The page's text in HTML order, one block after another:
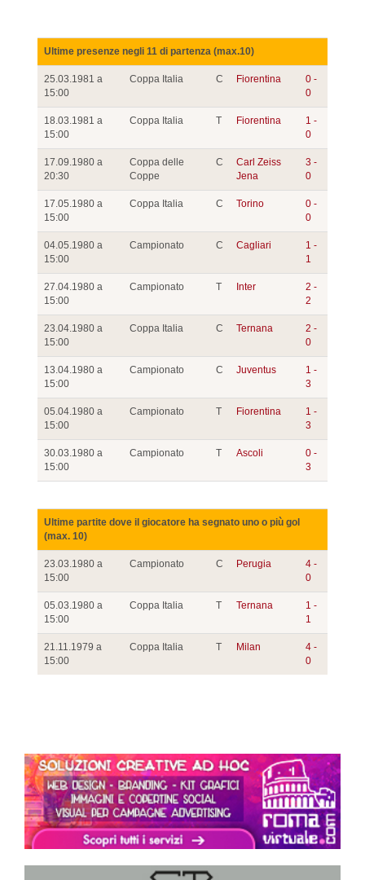
Ultime presenze negli 11 di partenza (max.10)
25.03.1981 a
15:00
Coppa Italia C Fiorentina
0 -
0
18.03.1981 a
15:00
Coppa Italia T Fiorentina
1 -
0
17.09.1980 a
20:30
Coppa delle
Coppe
C
Carl Zeiss
Jena
3 -
0
17.05.1980 a
15:00
Coppa Italia C Torino
0 -
0
04.05.1980 a
15:00
Campionato C Cagliari
1 -
1
27.04.1980 a
15:00
Campionato T Inter
2 -
2
23.04.1980 a
15:00
Coppa Italia C Ternana
2 -
0
13.04.1980 a
15:00
Campionato C Juventus
1 -
3
05.04.1980 a
15:00
Campionato T Fiorentina
1 -
3
30.03.1980 a
15:00
Campionato T Ascoli
0 -
3
Ultime partite dove il giocatore ha segnato uno o più gol
(max. 10)
23.03.1980 a
15:00
Campionato C Perugia
4 -
0
05.03.1980 a
15:00
Coppa Italia T Ternana
1 -
1
21.11.1979 a
15:00
Coppa Italia T Milan
4 -
0